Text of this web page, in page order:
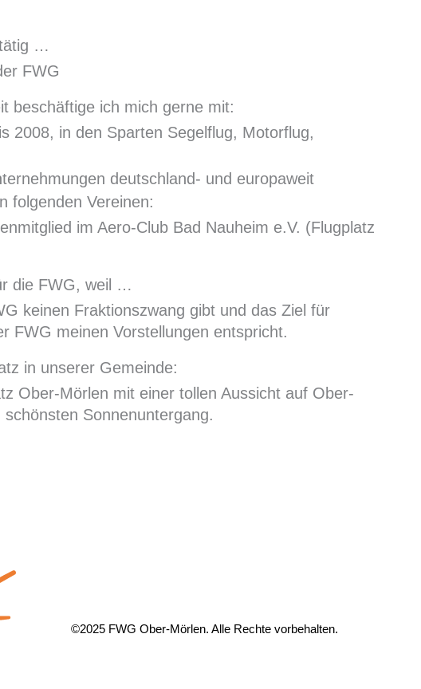
…
FWG
beschäftige ich mich gerne mit:
2008, in den Sparten Segelflug, Motorflug,
deutschland- und europaweit
folgenden Vereinen:
im Aero-Club Bad Nauheim e.V. (Flugplatz
die FWG, weil …
keinen Fraktionszwang gibt und das Ziel für
FWG meinen Vorstellungen entspricht.
in unserer Gemeinde:
Ober-Mörlen mit einer tollen Aussicht auf Ober-
Sonnenuntergang.
©2025 FWG Ober-Mörlen. Alle Rechte vorbehalten.